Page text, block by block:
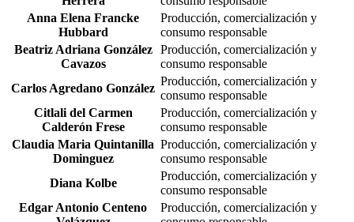
Anna Elena Francke
Hubbard
Producción, comercialización y
consumo responsable
Beatriz Adriana González
Cavazos
Producción, comercialización y
consumo responsable
Carlos Agredano González
Producción, comercialización y
consumo responsable
Citlali del Carmen
Calderón Frese
Producción, comercialización y
consumo responsable
Claudia Maria Quintanilla
Dominguez
Producción, comercialización y
consumo responsable
Diana Kolbe
Producción, comercialización y
consumo responsable
Edgar Antonio Centeno
Producción, comercialización y